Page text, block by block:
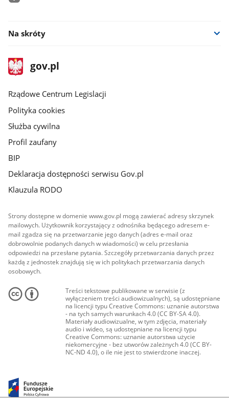
Na skróty
stopka
gov.plStrona
gov.pl
Rządowe Centrum Legislacji
Polityka cookies
Służba cywilna
Profil zaufany
BIP
Deklaracja dostępności serwisu Gov.pl
Klauzula RODO
Strony dostępne w domenie www.gov.pl mogą zawierać adresy skrzynek
mailowych. Użytkownik korzystający z odnośnika będącego adresem e-
mail zgadza się na przetwarzanie jego danych (adres e-mail oraz
dobrowolnie podanych danych w wiadomości) w celu przesłania
odpowiedzi na przesłane pytania. Szczegóły przetwarzania danych przez
każdą z jednostek znajdują się w ich politykach przetwarzania danych
osobowych.
Treści tekstowe publikowane w serwisie (z
wyłączeniem treści audiowizualnych), są udostępniane
na licencji typu Creative Commons: uznanie autorstwa
- na tych samych warunkach 4.0 (CC BY-SA 4.0).
Materiały audiowizualne, w tym zdjęcia, materiały
audio i wideo, są udostępniane na licencji typu
Creative Commons: uznanie autorstwa użycie
niekomercyjne - bez utworów zależnych 4.0 (CC BY-
NC-ND 4.0), o ile nie jest to stwierdzone inaczej.